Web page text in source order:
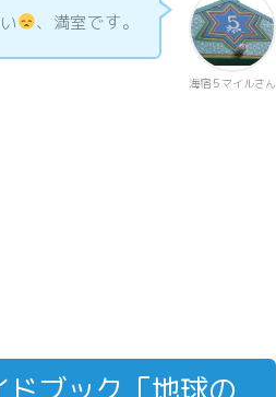
海宿５マイルさん
、満室です。